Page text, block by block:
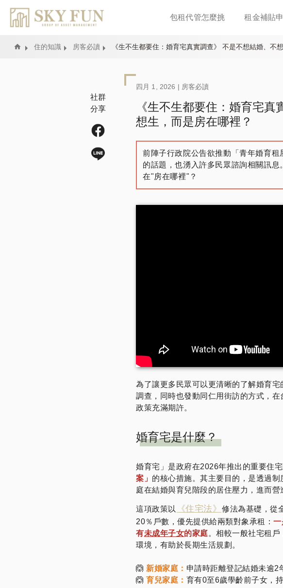
包租代管怎麼挑 租金補貼
Home 住的知識 房客必讀 《生不生都要住：婚育宅真實調查》 不是不想結婚、不
四月 1, 2026 | 房客必讀
《生不生都要住：婚育宅
想生，而是房在哪裡？
前陣子行政院公告欲推動「青年婚育
的話題，也湧入許多民眾諮詢相關訊
在"房在哪裡"？
為了讓更多民眾可以更清晰的了解婚育
調查，同時也發動同仁用街訪的方式，
政策充滿期許。
婚育宅是什麼？
婚育宅」是政府在2026年推出的重要住
案」 的核心措施。其主要目的，是透過
庭在結婚與育兒階段的居住壓力，進而營
這項政策以 《住宅法》
修法為基礎，從
20％戶數，優先提供給兩類對象承租： 一
有未成年子女的家庭。相較一般社宅租
環境，有助於長期生活規劃。
🙆 新婚家庭： 申請時距離登記結婚未逾2
🙆 育兒家庭： 育有0至6歲學齡前子女，
社群
分享